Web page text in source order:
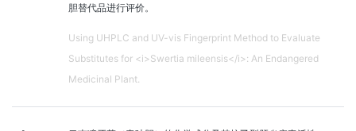
胆替代品进行评价。
Using UHPLC and UV-vis Fingerprint Method to Evaluate
Substitutes for <i>Swertia mileensis</i>: An Endangered
Medicinal Plant.